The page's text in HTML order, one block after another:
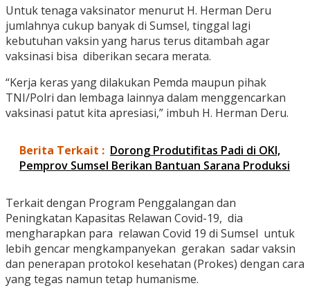
Untuk tenaga vaksinator menurut H. Herman Deru
jumlahnya cukup banyak di Sumsel, tinggal lagi
kebutuhan vaksin yang harus terus ditambah agar
vaksinasi bisa diberikan secara merata.
“Kerja keras yang dilakukan Pemda maupun pihak
TNI/Polri dan lembaga lainnya dalam menggencarkan
vaksinasi patut kita apresiasi,” imbuh H. Herman Deru.
Berita Terkait : Dorong Produtifitas Padi di OKI,
Pemprov Sumsel Berikan Bantuan Sarana Produksi
Terkait dengan Program Penggalangan dan
Peningkatan Kapasitas Relawan Covid-19, dia
mengharapkan para relawan Covid 19 di Sumsel untuk
lebih gencar mengkampanyekan gerakan sadar vaksin
dan penerapan protokol kesehatan (Prokes) dengan cara
yang tegas namun tetap humanisme.